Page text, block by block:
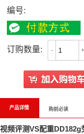
编号:
订购数量: - +
产品详情 购前必读
视频评测VS配重